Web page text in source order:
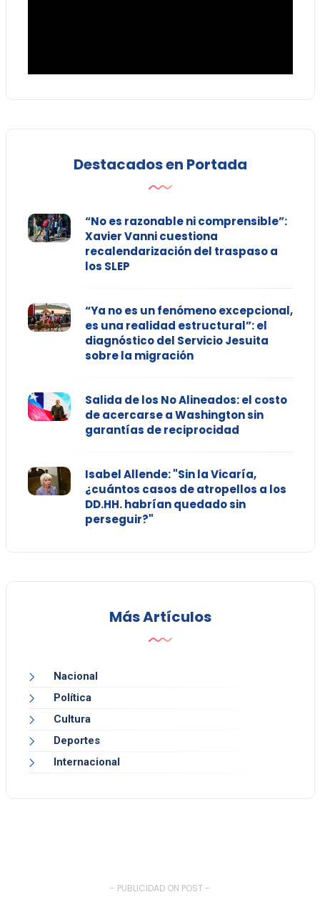
Destacados en Portada
“No es razonable ni comprensible”:
Xavier Vanni cuestiona
recalendarización del traspaso a
los SLEP
“Ya no es un fenómeno excepcional,
es una realidad estructural”: el
diagnóstico del Servicio Jesuita
sobre la migración
Salida de los No Alineados: el costo
de acercarse a Washington sin
garantías de reciprocidad
Isabel Allende: "Sin la Vicaría,
¿cuántos casos de atropellos a los
DD.HH. habrían quedado sin
perseguir?"
Más Artículos
Nacional
Política
Cultura
Deportes
Internacional
- PUBLICIDAD ON POST -